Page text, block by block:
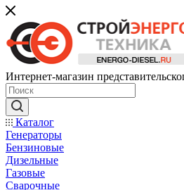
Интернет-магазин
Каталог
Генераторы
Бензиновые
Дизельные
Газовые
Сварочные